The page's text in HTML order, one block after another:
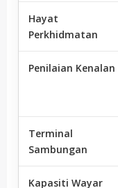
Hayat
Perkhidmatan
Penilaian Kenalan
Terminal
Sambungan
Kapasiti Wayar